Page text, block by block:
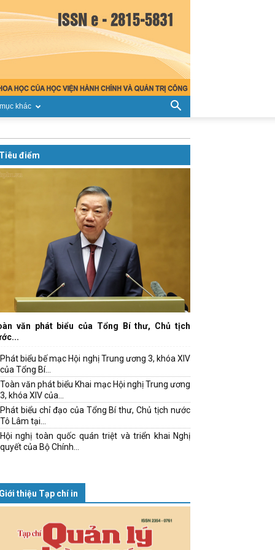
khác
Tiêu điểm
văn phát biểu của Tổng Bí thư, Chủ tịch
Phát biểu bế mạc Hội nghị Trung ương 3, khóa XIV
của Tổng Bí...
Toàn văn phát biểu Khai mạc Hội nghị Trung ương
3, khóa XIV của...
Phát biểu chỉ đạo của Tổng Bí thư, Chủ tịch nước
Tô Lâm tại...
Hội nghị toàn quốc quán triệt và triển khai Nghị
quyết của Bộ Chính...
Giới thiệu Tạp chí in